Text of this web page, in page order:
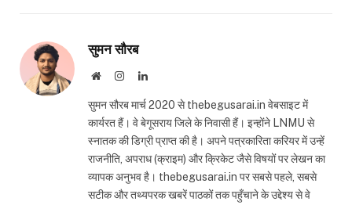
सुमन सौरब
WebsiteInstagramLinkedIn
सुमन सौरब मार्च 2020 से thebegusarai.in वेबसाइट में
कार्यरत हैं। वे बेगूसराय जिले के निवासी हैं। इन्होंने LNMU से
स्नातक की डिग्री प्राप्त की है। अपने पत्रकारिता करियर में उन्हें
राजनीति, अपराध (क्राइम) और क्रिकेट जैसे विषयों पर लेखन का
व्यापक अनुभव है। thebegusarai.in पर सबसे पहले, सबसे
सटीक और तथ्यपरक खबरें पाठकों तक पहुँचाने के उद्देश्य से वे